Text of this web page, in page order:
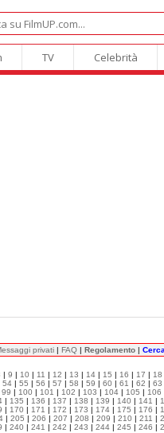
TV Celebrità
privati | FAQ | Regolamento | Cerca
| 9 | 10 | 11 | 12 | 13 | 14 | 15 | 16 | 17 | 18
54 | 55 | 56 | 57 | 58 | 59 | 60 | 61 | 62 | 63
99 | 100 | 101 | 102 | 103 | 104 | 105 | 106
| 135 | 136 | 137 | 138 | 139 | 140 | 141 |
| 170 | 171 | 172 | 173 | 174 | 175 | 176 |
| 205 | 206 | 207 | 208 | 209 | 210 | 211 |
| 240 | 241 | 242 | 243 | 244 | 245 | 246 |